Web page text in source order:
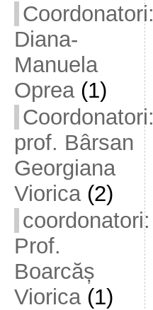
Coordonatori:
Diana-
Manuela
Oprea(1)
Coordonatori:
prof. Bârsan
Georgiana
Viorica(2)
coordonatori:
Prof.
Boarcăș
Viorica(1)